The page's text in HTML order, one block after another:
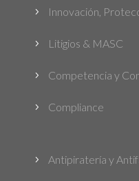
5 Innovación,
5 Litigios & MASC
5 Competencia y
5 Compliance
5 Antipiratería y